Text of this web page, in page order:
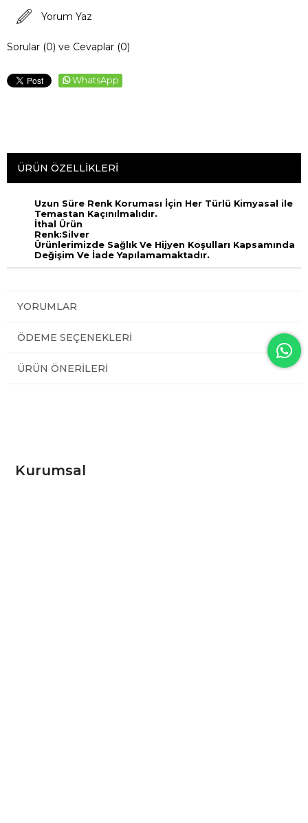
Yorum Yaz
Sorular (0) ve Cevaplar (0)
WhatsApp
ÜRÜN ÖZELLIKLERI
Uzun Süre Renk Koruması İçin Her Türlü Kimyasal ile
Temastan Kaçınılmalıdır.
İthal Ürün
Renk:Silver
Ürünlerimizde Sağlık Ve Hijyen Koşulları Kapsamında
Değişim Ve İade Yapılamamaktadır.
YORUMLAR
ÖDEME SEÇENEKLERI
ÜRÜN ÖNERILERI
Kurumsal